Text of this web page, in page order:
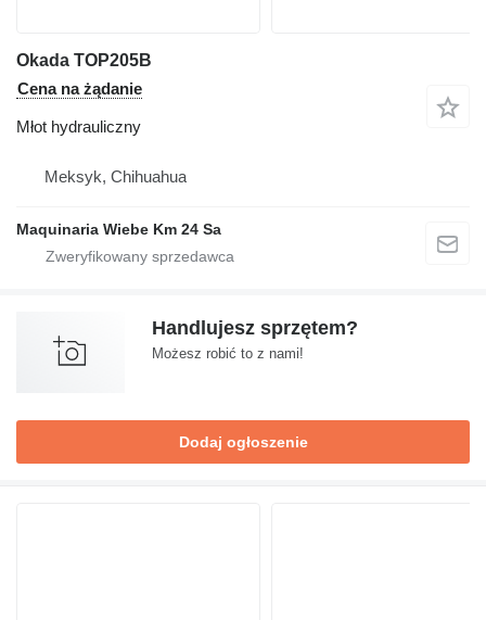
Okada TOP205B
Cena na żądanie
Młot hydrauliczny
Meksyk, Chihuahua
Maquinaria Wiebe Km 24 Sa
Handlujesz sprzętem?
Możesz robić to z nami!
Dodaj ogłoszenie